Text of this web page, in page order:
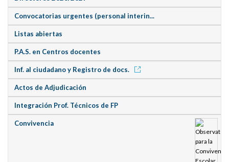
Convocatorias urgentes (personal interin...
Listas abiertas
P.A.S. en Centros docentes
Inf. al ciudadano y Registro de docs.
Actos de Adjudicación
Integración Prof. Técnicos de FP
Convivencia